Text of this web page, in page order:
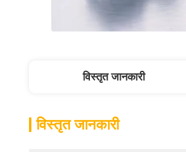
विस्तृत जानकारी
विस्तृत जानकारी